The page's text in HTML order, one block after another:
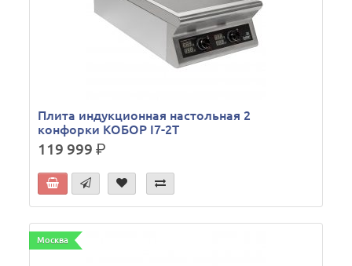
Плита индукционная настольная 2
конфорки КОБОР I7-2T
119 999р.
Москва